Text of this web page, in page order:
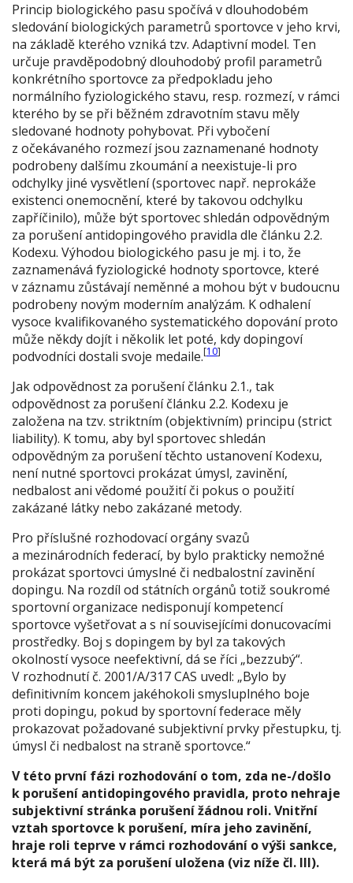
Princip biologického pasu spočívá v dlouhodobém
sledování biologických parametrů sportovce v jeho krvi,
na základě kterého vzniká tzv. Adaptivní model. Ten
určuje pravděpodobný dlouhodobý profil parametrů
konkrétního sportovce za předpokladu jeho
normálního fyziologického stavu, resp. rozmezí, v rámci
kterého by se při běžném zdravotním stavu měly
sledované hodnoty pohybovat. Při vybočení
z očekávaného rozmezí jsou zaznamenané hodnoty
podrobeny dalšímu zkoumání a neexistuje-li pro
odchylky jiné vysvětlení (sportovec např. neprokáže
existenci onemocnění, které by takovou odchylku
zapříčinilo), může být sportovec shledán odpovědným
za porušení antidopingového pravidla dle článku 2.2.
Kodexu. Výhodou biologického pasu je mj. i to, že
zaznamenává fyziologické hodnoty sportovce, které
v záznamu zůstávají neměnné a mohou být v budoucnu
podrobeny novým moderním analýzám. K odhalení
vysoce kvalifikovaného systematického dopování proto
může někdy dojít i několik let poté, kdy dopingoví
podvodníci dostali svoje medaile.[10]
Jak odpovědnost za porušení článku 2.1., tak
odpovědnost za porušení článku 2.2. Kodexu je
založena na tzv. striktním (objektivním) principu (strict
liability). K tomu, aby byl sportovec shledán
odpovědným za porušení těchto ustanovení Kodexu,
není nutné sportovci prokázat úmysl, zavinění,
nedbalost ani vědomé použití či pokus o použití
zakázané látky nebo zakázané metody.
Pro příslušné rozhodovací orgány svazů
a mezinárodních federací, by bylo prakticky nemožné
prokázat sportovci úmyslné či nedbalostní zavinění
dopingu. Na rozdíl od státních orgánů totiž soukromé
sportovní organizace nedisponují kompetencí
sportovce vyšetřovat a s ní souvisejícími donucovacími
prostředky. Boj s dopingem by byl za takových
okolností vysoce neefektivní, dá se říci „bezzubý“.
V rozhodnutí č. 2001/A/317 CAS uvedl: „Bylo by
definitivním koncem jakéhokoli smysluplného boje
proti dopingu, pokud by sportovní federace měly
prokazovat požadované subjektivní prvky přestupku, tj.
úmysl či nedbalost na straně sportovce.“
V této první fázi rozhodování o tom, zda ne-/došlo
k porušení antidopingového pravidla, proto nehraje
subjektivní stránka porušení žádnou roli. Vnitřní
vztah sportovce k porušení, míra jeho zavinění,
hraje roli teprve v rámci rozhodování o výši sankce,
která má být za porušení uložena (viz níže čl. III).